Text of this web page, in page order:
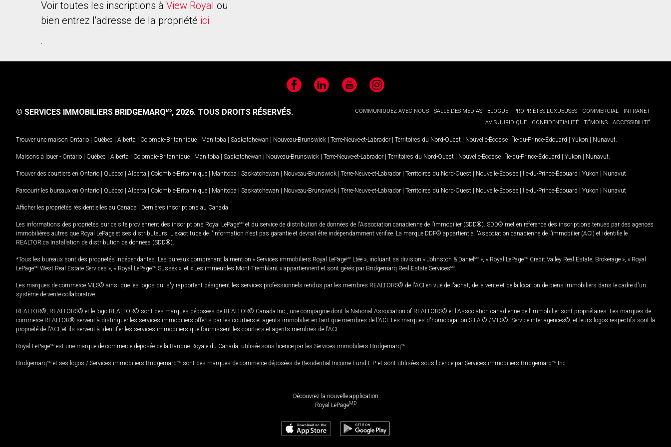
Voir toutes les inscriptions à View Royal ou
bien entrez l'adresse de la propriété ici
.
FacebookLinkedIn YouTubeInstagram
COMMUNIQUEZ AVEC NOUS SALLE DES MÉDIAS BLOGUE PROPRIÉTÉS LUXUEUSES COMMERCIAL
INTRANET
AVIS JURIDIQUE
CONFIDENTIALITÉ TÉMOINS ACCESSIBILITÉ
© SERVICES IMMOBILIERS BRIDGEMARQMD, 2026. TOUS DROITS RÉSERVÉS.
Trouver une maison Ontario | Québec | Alberta | Colombie-Britannique | Manitoba | Saskatchewan | Nouveau-Brunswick | Terre-Neuve-et-Labrador | Territoires du Nord-Ouest | Nouvelle-Écosse | Île-du-Prince-Édouard | Yukon | Nunavut
Maisons à louer - Ontario | Québec | Alberta | Colombie-Britannique | Manitoba | Saskatchewan | Nouveau-Brunswick | Terre-Neuve-et-Labrador | Territoires du Nord-Ouest | Nouvelle-Écosse | Île-du-Prince-Édouard | Yukon | Nunavut
Trouver des courtiers en Ontario | Québec | Alberta | Colombie-Britannique | Manitoba | Saskatchewan | Nouveau-Brunswick | Terre-Neuve-et-Labrador | Territoires du Nord-Ouest | Nouvelle-Écosse | Île-du-Prince-Édouard | Yukon | Nunavut
Parcourir les bureaux en Ontario | Québec | Alberta | Colombie-Britannique | Manitoba | Saskatchewan | Nouveau-Brunswick | Terre-Neuve-et-Labrador | Territoires du Nord-Ouest | Nouvelle-Écosse | Île-du-Prince-Édouard | Yukon | Nunavut
Afficher les propriétés résidentielles au Canada | Dernières inscriptions au Canada
Les informations des propriétés sur ce site proviennent des inscriptions Royal LePageMD et du service de distribution de données de l'Association canadienne de l’immobilier (SDD®). SDD® met en référence des inscriptions tenues par des agences
immobilières autres que Royal LePage et ses distributeurs. L'exactitude de l'information n'est pas garantie et devrait être indépendamment vérifiée. La marque DDF® appartient à l'Association canadienne de l’immobilier (ACI) et identifie le
REALTOR.ca Installation de distribution de données (SDD®).
*Tous les bureaux sont des propriétés indépendantes. Les bureaux comprenant la mention « Services immobiliers Royal LePageMD Ltée », incluant sa division « Johnston & Daniel MD », « Royal LePageMD Credit Valley Real Estate, Brokerage », « Royal
LePageMD West Real Estate Services », « Royal LePageMD Sussex », et « Les immeubles Mont-Tremblant » appartiennent et sont gérés par Bridgemarq Real Estate ServicesMD
Les marques de commerce MLS® ainsi que les logos qui s'y rapportent désignent les services professionnels rendus par les membres REALTORS® de l'ACI en vue de l'achat, de la vente et de la location de biens immobiliers dans le cadre d'un
système de vente collaborative.
REALTOR®, REALTORS® et le logo REALTOR® sont des marques déposées de REALTOR® Canada Inc., une compagnie dont la National Association of REALTORS® et l'Association canadienne de l’immobilier sont propriétaires. Les marques de
commerce REALTOR® servent à distinguer les services immobiliers offerts par les courtiers et agents immobilier en tant que membres de l'ACI. Les marques d'homologation S.I.A.® /MLS®, Service inter-agences®, et leurs logos respectifs sont la
propriété de l'ACI, et ils servent à identifier les services immobiliers que fournissent les courtiers et agents membres de l'ACI.
Royal LePageMD est une marque de commerce déposée de la Banque Royale du Canada, utilisée sous licence par les Services immobiliers BridgemarqMD
BridgemarqMD et ses logos / Services immobiliers BridgemarqMD sont des marques de commerce déposées de Residential Income Fund L.P. et sont utilisées sous licence par Services immobiliers BridgemarqMD Inc.
Découvrez la nouvelle application
Royal LePageMD